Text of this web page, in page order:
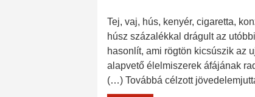
Tej, vaj, hús, kenyér, cigaretta,
húsz százalékkal drágult az
hasonlít, ami rögtön kicsúszik az
alapvető élelmiszerek áfájának
(…) Továbbá célzott